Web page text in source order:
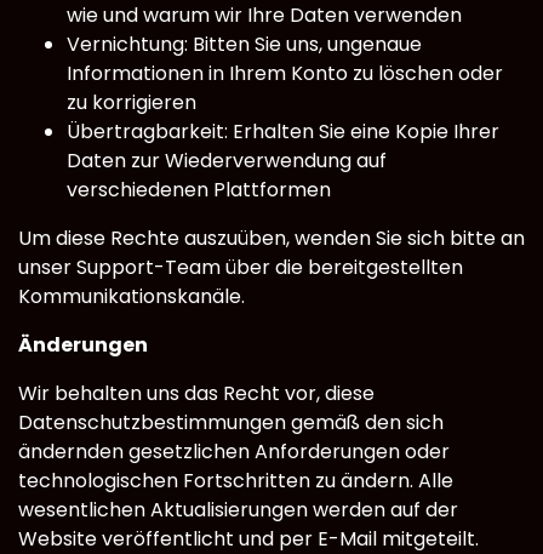
wie und warum wir Ihre Daten verwenden
Vernichtung: Bitten Sie uns, ungenaue
Informationen in Ihrem Konto zu löschen oder
zu korrigieren
Übertragbarkeit: Erhalten Sie eine Kopie Ihrer
Daten zur Wiederverwendung auf
verschiedenen Plattformen
Um diese Rechte auszuüben, wenden Sie sich bitte an
unser Support-Team über die bereitgestellten
Kommunikationskanäle.
Änderungen
Wir behalten uns das Recht vor, diese
Datenschutzbestimmungen gemäß den sich
ändernden gesetzlichen Anforderungen oder
technologischen Fortschritten zu ändern. Alle
wesentlichen Aktualisierungen werden auf der
Website veröffentlicht und per E-Mail mitgeteilt.